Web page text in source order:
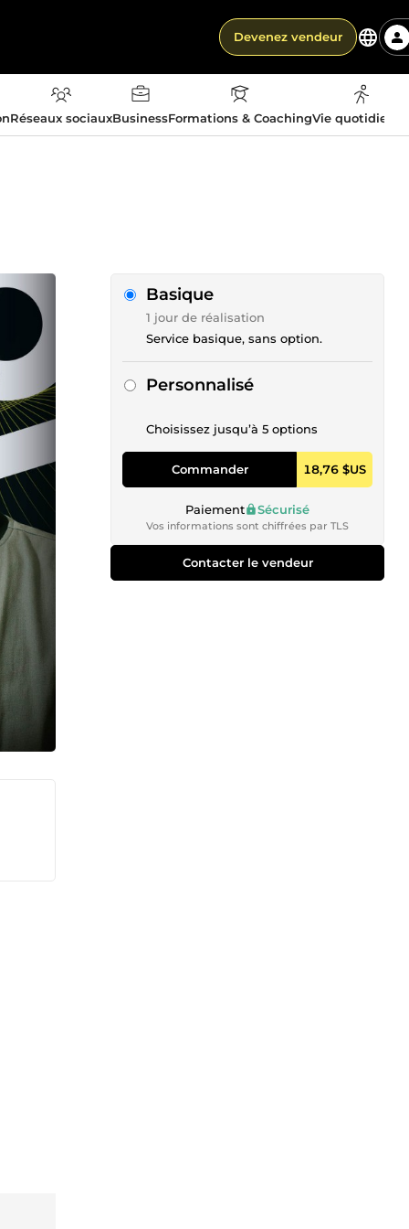
Devenez vendeur
Réseaux sociauxBusinessFormations & CoachingVie
Basique
1 jour de réalisation
Service basique, sans option.
Personnalisé
Choisissez jusqu’à 5 options
Commander 18,76 $US
Paiement Sécurisé
Vos informations sont chiffrées par TLS
Contacter le vendeur